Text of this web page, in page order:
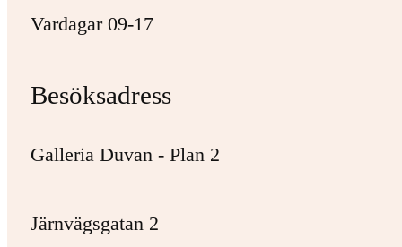
Vardagar 09-17
Besöksadress
Galleria Duvan - Plan 2
Järnvägsgatan 2